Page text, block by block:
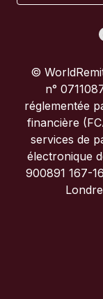
Italie
©
n°
réglementée
financière
services de
électronique
900891 167-